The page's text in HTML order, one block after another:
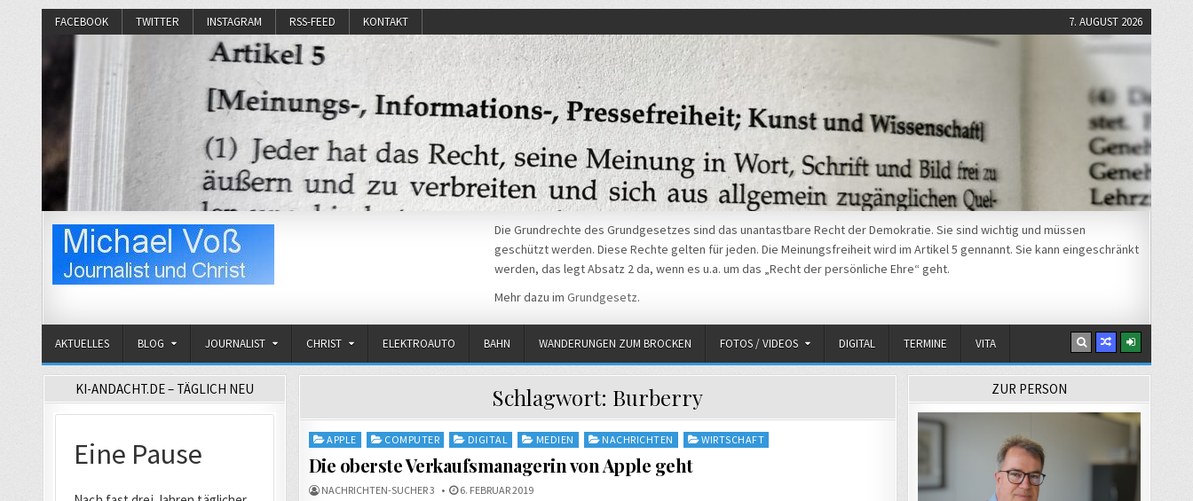
FACEBOOK TWITTER INSTAGRAM RSS-FEED KONTAKT 7. AUGUST 2026
Die Grundrechte des Grundgesetzes sind das unantastbare Recht der Demokratie. Sie sind wichtig und müssen
geschützt werden. Diese Rechte gelten für jeden. Die Meinungsfreiheit wird im Artikel 5 gennannt. Sie kann eingeschränkt
werden, das legt Absatz 2 da, wenn es u.a. um das „Recht der persönliche Ehre“ geht.
Mehr dazu im Grundgesetz.
AKTUELLES BLOG JOURNALIST CHRIST ELEKTROAUTO BAHN WANDERUNGEN ZUM BROCKEN FOTOS / VIDEOS DIGITAL TERMINE VITA
Schlagwort: Burberry
Posted
in
APPLE COMPUTER DIGITAL MEDIEN NACHRICHTEN WIRTSCHAFT
Die oberste Verkaufsmanagerin von Apple geht
NACHRICHTEN-SUCHER 3 6. FEBRUAR 2019
KI-ANDACHT.DE – TÄGLICH NEU ZUR PERSON